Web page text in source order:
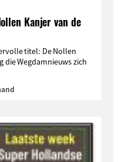
Kanjer van de
titel: De Nollen
die Wegdamnieuws zich